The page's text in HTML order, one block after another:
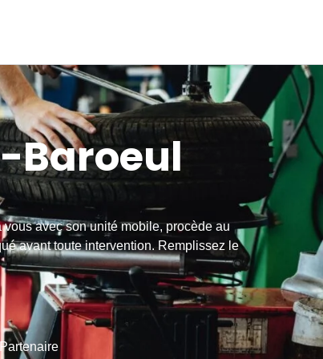
Baroeul
avec son unité mobile, procède au
avant toute intervention. Remplissez le